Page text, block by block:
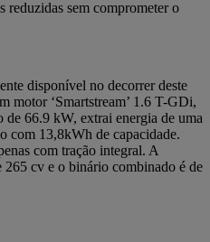
reduzidas sem comprometer o
disponível no decorrer deste
motor ‘Smartstream’ 1.6 T-GDi,
66.9 kW, extrai energia de uma
com 13,8kWh de capacidade.
com tração integral. A
cv e o binário combinado é de